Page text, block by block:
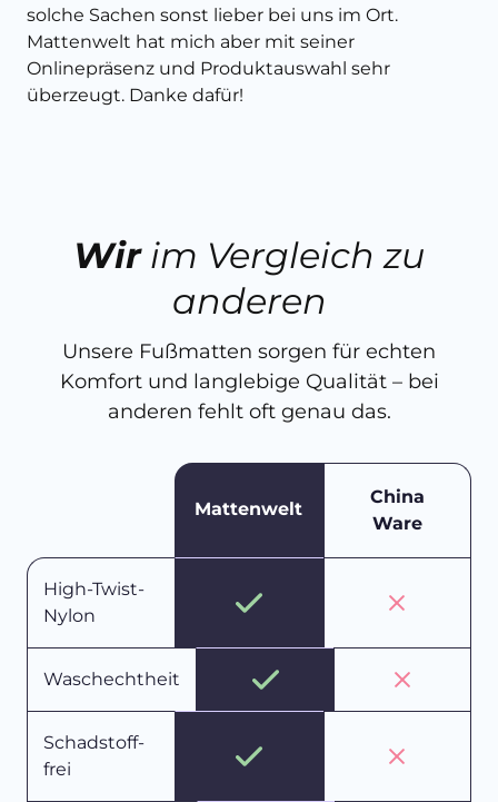
solche Sachen sonst lieber bei uns im Ort.
Mattenwelt hat mich aber mit seiner
Onlinepräsenz und Produktauswahl sehr
überzeugt. Danke dafür!
Wirim Vergleich zu
anderen
Unsere Fußmatten sorgen für echten
Komfort und langlebige Qualität – bei
anderen fehlt oft genau das.
Mattenwelt
China
Ware
High-Twist-
Nylon
Waschechtheit
Schadstoff-
frei